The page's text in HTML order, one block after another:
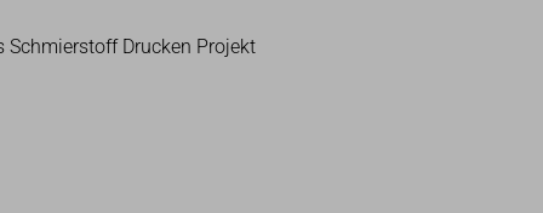
Schmierstoff Drucken Projekt